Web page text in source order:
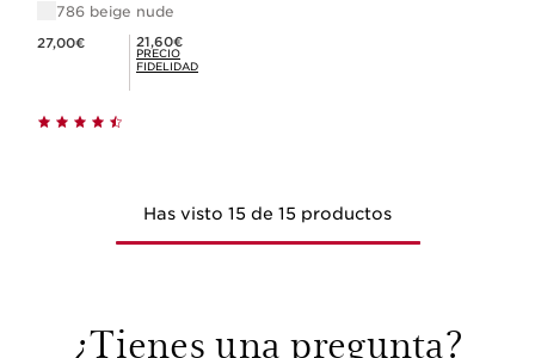
786 beige nude
27,00€ Precio Fidelidad 21,60€
21,60€
PRECIO
FIDELIDAD
Has visto 15 de 15 productos
¿Tienes una pregunta?